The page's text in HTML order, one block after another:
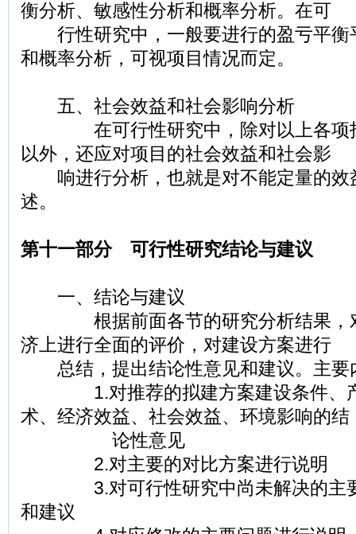
衡分析、敏感性分析和概率分析。在可
行性研究中，一般要进行的盈亏平衡
和概率分析，可视项目情况而定。
五、社会效益和社会影响分析
在可行性研究中，除对以上各项指
以外，还应对项目的社会效益和社会影
响进行分析，也就是对不能定量的效
述。
第十一部分 可行性研究结论与建议
一、结论与建议
根据前面各节的研究分析结果，对
济上进行全面的评价，对建设方案进行
总结，提出结论性意见和建议。主要
1.对推荐的拟建方案建设条件、产
术、经济效益、社会效益、环境影响的结
论性意见
2.对主要的对比方案进行说明
3.对可行性研究中尚未解决的主要
和建议